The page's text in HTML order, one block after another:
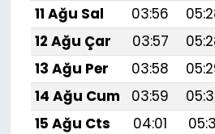
11 Ağu Sal
03:56
12 Ağu Çar
03:57
13 Ağu Per
03:58
14 Ağu Cum
03:59
15 Ağu Cts
04:01